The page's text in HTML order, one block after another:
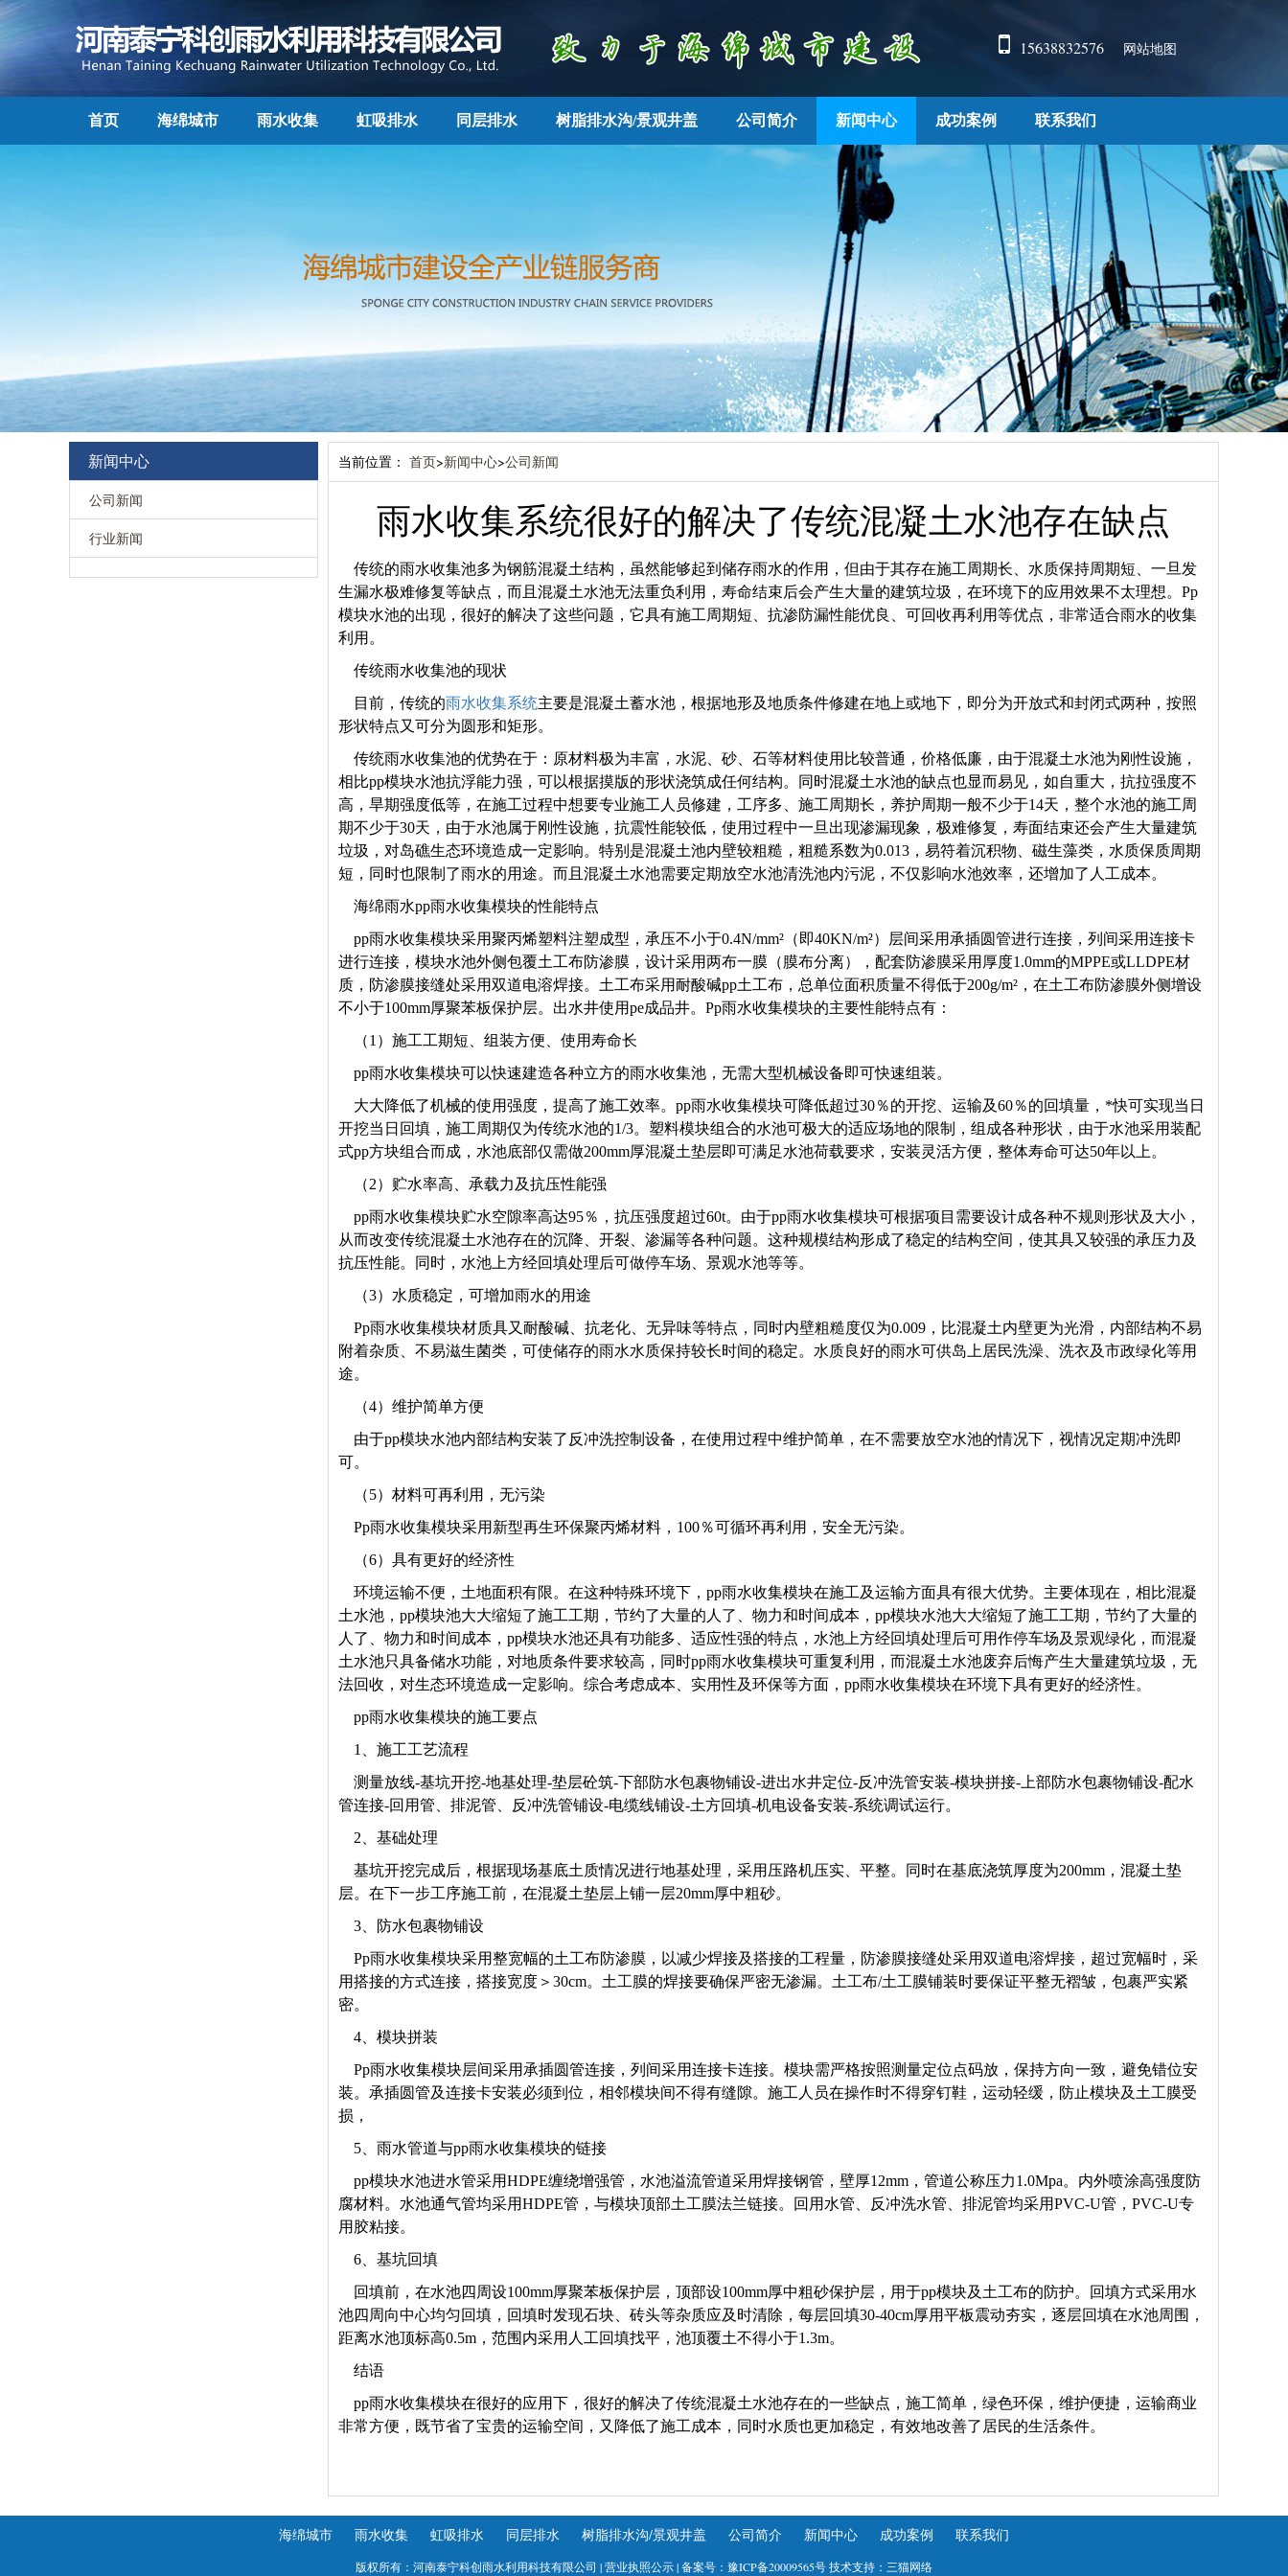
15638832576 网站地图
首页 海绵城市 雨水收集 虹吸排水 同层排水 树脂排水沟/景观井盖 公司简介 新闻中心 成功案例 联系我们
新闻中心
公司新闻
行业新闻
当前位置： 首页>新闻中心>公司新闻
雨水收集系统很好的解决了传统混凝土水池存在缺点
传统的雨水收集池多为钢筋混凝土结构，虽然能够起到储存雨水的作用，但由于其存在施工周期长、水质保持周期短、一旦发
生漏水极难修复等缺点，而且混凝土水池无法重负利用，寿命结束后会产生大量的建筑垃圾，在环境下的应用效果不太理想。Pp
模块水池的出现，很好的解决了这些问题，它具有施工周期短、抗渗防漏性能优良、可回收再利用等优点，非常适合雨水的收集
利用。
传统雨水收集池的现状
目前，传统的雨水收集系统主要是混凝土蓄水池，根据地形及地质条件修建在地上或地下，即分为开放式和封闭式两种，按照
形状特点又可分为圆形和矩形。
传统雨水收集池的优势在于：原材料极为丰富，水泥、砂、石等材料使用比较普通，价格低廉，由于混凝土水池为刚性设施，
相比pp模块水池抗浮能力强，可以根据摸版的形状浇筑成任何结构。同时混凝土水池的缺点也显而易见，如自重大，抗拉强度不
高，旱期强度低等，在施工过程中想要专业施工人员修建，工序多、施工周期长，养护周期一般不少于14天，整个水池的施工周
期不少于30天，由于水池属于刚性设施，抗震性能较低，使用过程中一旦出现渗漏现象，极难修复，寿面结束还会产生大量建筑
垃圾，对岛礁生态环境造成一定影响。特别是混凝土池内壁较粗糙，粗糙系数为0.013，易符着沉积物、磁生藻类，水质保质周期
短，同时也限制了雨水的用途。而且混凝土水池需要定期放空水池清洗池内污泥，不仅影响水池效率，还增加了人工成本。
海绵雨水pp雨水收集模块的性能特点
pp雨水收集模块采用聚丙烯塑料注塑成型，承压不小于0.4N/mm²（即40KN/m²）层间采用承插圆管进行连接，列间采用连接卡
进行连接，模块水池外侧包覆土工布防渗膜，设计采用两布一膜（膜布分离），配套防渗膜采用厚度1.0mm的MPPE或LLDPE材
质，防渗膜接缝处采用双道电溶焊接。土工布采用耐酸碱pp土工布，总单位面积质量不得低于200g/m²，在土工布防渗膜外侧增设
不小于100mm厚聚苯板保护层。出水井使用pe成品井。Pp雨水收集模块的主要性能特点有：
（1）施工工期短、组装方便、使用寿命长
pp雨水收集模块可以快速建造各种立方的雨水收集池，无需大型机械设备即可快速组装。
大大降低了机械的使用强度，提高了施工效率。pp雨水收集模块可降低超过30％的开挖、运输及60％的回填量，*快可实现当日
开挖当日回填，施工周期仅为传统水池的1/3。塑料模块组合的水池可极大的适应场地的限制，组成各种形状，由于水池采用装配
式pp方块组合而成，水池底部仅需做200mm厚混凝土垫层即可满足水池荷载要求，安装灵活方便，整体寿命可达50年以上。
（2）贮水率高、承载力及抗压性能强
pp雨水收集模块贮水空隙率高达95％，抗压强度超过60t。由于pp雨水收集模块可根据项目需要设计成各种不规则形状及大小，
从而改变传统混凝土水池存在的沉降、开裂、渗漏等各种问题。这种规模结构形成了稳定的结构空间，使其具又较强的承压力及
抗压性能。同时，水池上方经回填处理后可做停车场、景观水池等等。
（3）水质稳定，可增加雨水的用途
Pp雨水收集模块材质具又耐酸碱、抗老化、无异味等特点，同时内壁粗糙度仅为0.009，比混凝土内壁更为光滑，内部结构不易
附着杂质、不易滋生菌类，可使储存的雨水水质保持较长时间的稳定。水质良好的雨水可供岛上居民洗澡、洗衣及市政绿化等用
途。
（4）维护简单方便
由于pp模块水池内部结构安装了反冲洗控制设备，在使用过程中维护简单，在不需要放空水池的情况下，视情况定期冲洗即
可。
（5）材料可再利用，无污染
Pp雨水收集模块采用新型再生环保聚丙烯材料，100％可循环再利用，安全无污染。
（6）具有更好的经济性
环境运输不便，土地面积有限。在这种特殊环境下，pp雨水收集模块在施工及运输方面具有很大优势。主要体现在，相比混凝
土水池，pp模块池大大缩短了施工工期，节约了大量的人了、物力和时间成本，pp模块水池大大缩短了施工工期，节约了大量的
人了、物力和时间成本，pp模块水池还具有功能多、适应性强的特点，水池上方经回填处理后可用作停车场及景观绿化，而混凝
土水池只具备储水功能，对地质条件要求较高，同时pp雨水收集模块可重复利用，而混凝土水池废弃后悔产生大量建筑垃圾，无
法回收，对生态环境造成一定影响。综合考虑成本、实用性及环保等方面，pp雨水收集模块在环境下具有更好的经济性。
pp雨水收集模块的施工要点
1
、施工工艺流程
测量放线-基坑开挖-地基处理-垫层砼筑-下部防水包裹物铺设-进出水井定位-反冲洗管安装-模块拼接-上部防水包裹物铺设-配水
管连接-回用管、排泥管、反冲洗管铺设-电缆线铺设-土方回填-机电设备安装-系统调试运行。
2 、基础处理
基坑开挖完成后，根据现场基底土质情况进行地基处理，采用压路机压实、平整。同时在基底浇筑厚度为200mm，混凝土垫
层。在下一步工序施工前，在混凝土垫层上铺一层20mm厚中粗砂。
3 、防水包裹物铺设
Pp雨水收集模块采用整宽幅的土工布防渗膜，以减少焊接及搭接的工程量，防渗膜接缝处采用双道电溶焊接，超过宽幅时，采
用搭接的方式连接，搭接宽度＞30cm。土工膜的焊接要确保严密无渗漏。土工布/土工膜铺装时要保证平整无褶皱，包裹严实紧
密。
4 、模块拼装
Pp雨水收集模块层间采用承插圆管连接，列间采用连接卡连接。模块需严格按照测量定位点码放，保持方向一致，避免错位安
装。承插圆管及连接卡安装必须到位，相邻模块间不得有缝隙。施工人员在操作时不得穿钉鞋，运动轻缓，防止模块及土工膜受
损，
5 、雨水管道与pp雨水收集模块的链接
pp模块水池进水管采用HDPE缠绕增强管，水池溢流管道采用焊接钢管，壁厚12mm，管道公称压力1.0Mpa。内外喷涂高强度防
腐材料。水池通气管均采用HDPE管，与模块顶部土工膜法兰链接。回用水管、反冲洗水管、排泥管均采用PVC-U管，PVC-U专
用胶粘接。
6 、基坑回填
回填前，在水池四周设100mm厚聚苯板保护层，顶部设100mm厚中粗砂保护层，用于pp模块及土工布的防护。回填方式采用水
池四周向中心均匀回填，回填时发现石块、砖头等杂质应及时清除，每层回填30-40cm厚用平板震动夯实，逐层回填在水池周围，
距离水池顶标高0.5m，范围内采用人工回填找平，池顶覆土不得小于1.3m。
结语
pp雨水收集模块在很好的应用下，很好的解决了传统混凝土水池存在的一些缺点，施工简单，绿色环保，维护便捷，运输商业
非常方便，既节省了宝贵的运输空间，又降低了施工成本，同时水质也更加稳定，有效地改善了居民的生活条件。
海绵城市 雨水收集 虹吸排水 同层排水 树脂排水沟/景观井盖 公司简介 新闻中心 成功案例 联系我们
版权所有：河南泰宁科创雨水利用科技有限公司 |营业执照公示| 备案号： 豫ICP备20009565号技术支持： 三猫网络